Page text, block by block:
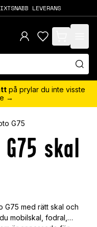
LEVERANS
items in cart,
på prylar du inte visste
→
G75
skal
G75 med rätt skal och
mobilskal, fodral,